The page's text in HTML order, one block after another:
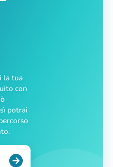
la tua
con
potrai